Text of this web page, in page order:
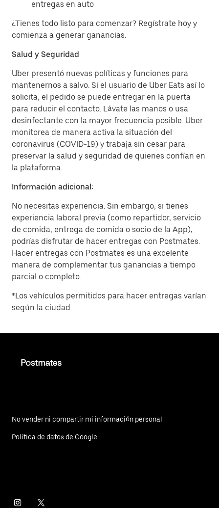
entregas en auto
¿Tienes todo listo para comenzar? Regístrate hoy y
comienza a generar ganancias.
Salud y Seguridad
Uber presentó nuevas políticas y funciones para
mantenernos a salvo. Si el usuario de Uber Eats así lo
solicita, el pedido se puede entregar en la puerta
para reducir el contacto. Lávate las manos o usa
desinfectante con la mayor frecuencia posible. Uber
monitorea de manera activa la situación del
coronavirus (COVID-19) y trabaja sin cesar para
preservar la salud y seguridad de quienes confían en
la plataforma.
Información adicional:
No necesitas experiencia. Sin embargo, si tienes
experiencia laboral previa (como repartidor, servicio
de comida, entrega de comida o socio de la App),
podrías disfrutar de hacer entregas con Postmates.
Hacer entregas con Postmates es una excelente
manera de complementar tus ganancias a tiempo
parcial o completo.
*Los vehículos permitidos para hacer entregas varían
según la ciudad.
No vender ni compartir mi información personal
Política de datos de Google